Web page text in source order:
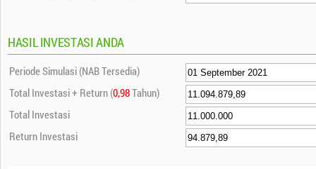
HASIL INVESTASI ANDA
Periode Simulasi (NAB Tersedia)
Total Investasi + Return (0,98Tahun)
Total Investasi
Return Investasi